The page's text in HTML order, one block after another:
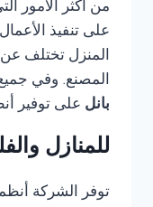
من أكثر الأمور
على تنفيذ
المنزل تختلف عن
المصنع. وفي
بانل على توفير
للمنازل
توفر الشركة